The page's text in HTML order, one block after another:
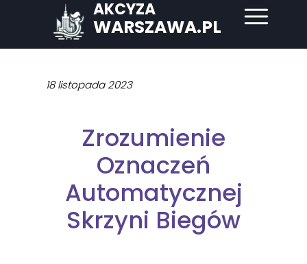
AKCYZA
WARSZAWA.PL
18 listopada 2023
Zrozumienie
Oznaczeń
Automatycznej
Skrzyni Biegów